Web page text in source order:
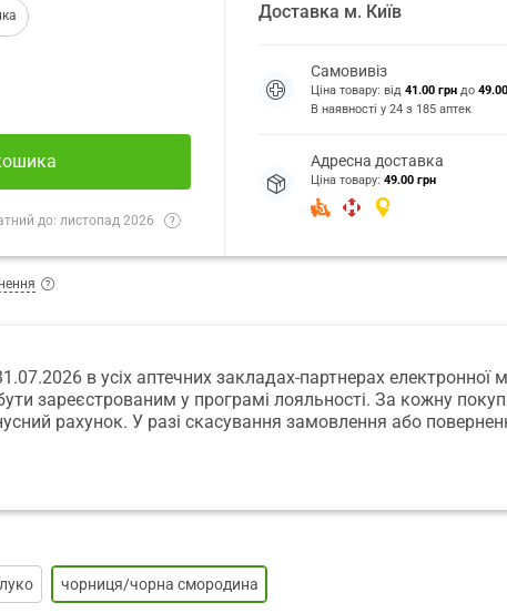
до: листопад 2026
Доставка м. Київ
Самовивіз
Ціна товару: від 41.00 грн до
В наявності у 24 з 185 аптек
Адресна доставка
Ціна товару: 49.00 грн
в усіх аптечних закладах-партнерах електронної
зареєстрованим у програмі лояльності. За кожну
рахунок. У разі скасування замовлення або
чорниця/чорна смородина